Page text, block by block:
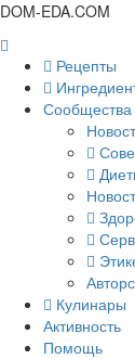
DOM-EDA.COM
Рецепты
Сообщества
Кулинары
Активность
Помощь